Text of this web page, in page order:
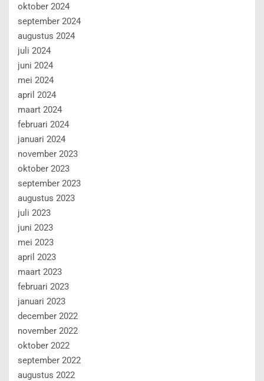
oktober 2024
september 2024
augustus 2024
juli 2024
juni 2024
mei 2024
april 2024
maart 2024
februari 2024
januari 2024
november 2023
oktober 2023
september 2023
augustus 2023
juli 2023
juni 2023
mei 2023
april 2023
maart 2023
februari 2023
januari 2023
december 2022
november 2022
oktober 2022
september 2022
augustus 2022